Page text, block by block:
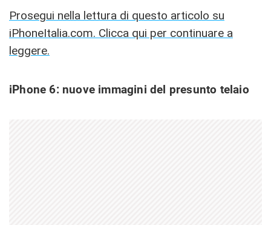
Prosegui nella lettura di questo articolo su
iPhoneItalia.com. Clicca qui per continuare a
leggere.
iPhone 6: nuove immagini del presunto telaio